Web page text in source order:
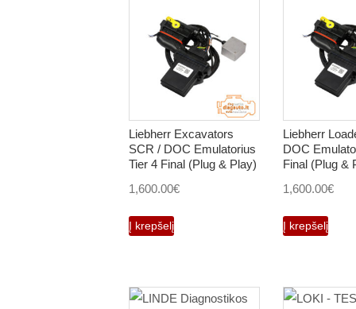
Liebherr Excavators
SCR / DOC Emulatorius
Tier 4 Final (Plug & Play)
1,600.00€
Į krepšelį
Liebherr
DOC
Final (Plug &
1,600.00€
Į krepšelį